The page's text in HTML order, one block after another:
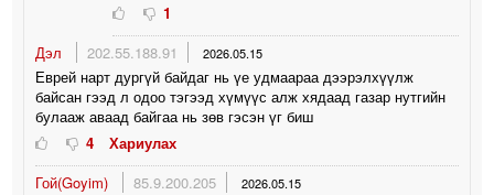
1
Дэл
202.55.188.91 2026.05.15
Еврей нарт дургүй байдаг нь үе удмаараа дээрэлхүүлж
байсан гээд л одоо тэгээд хүмүүс алж хядаад газар нутгийн
булааж аваад байгаа нь зөв гэсэн үг биш
4
Хариулах
Гой(Goyim)
85.9.200.205 2026.05.15